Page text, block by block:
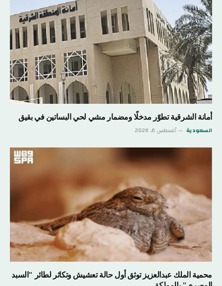
أمانة الشرقية تطوّر مدخلًا ومضمار مشي لحي البساتين في بقيق
السعودية أغسطس 6, 2026
محمية الملك عبدالعزيز توثق أول حالة تعشيش وتكاثر لطائر "السبد